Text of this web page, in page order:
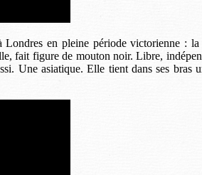
en pleine période victorienne :
fait figure de mouton noir. Libre,
Une asiatique. Elle tient dans ses